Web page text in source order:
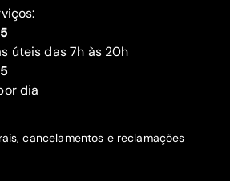
úteis das 7h às 20h
dia
cancelamentos e reclamações